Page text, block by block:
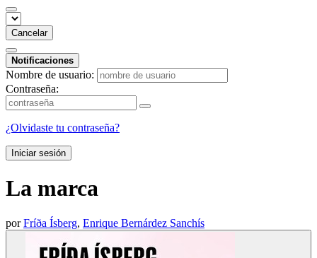
Cancelar
Notificaciones
Nombre de usuario:
Contraseña:
¿Olvidaste tu contraseña?
Iniciar sesión
La marca
porFríða Ísberg, Enrique Bernárdez Sanchís